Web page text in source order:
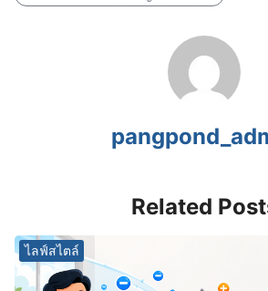
Related
ไลฟ์สไตล์